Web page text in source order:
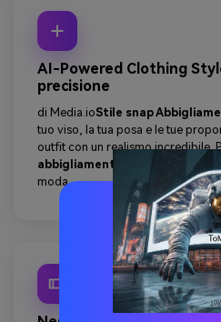
AI-Powered Clothing
precisione
di Media.ioStile snap
tuo viso, la tua posa e le tue
outfit con un realismo incredibile.
abbigliamento snap
moda.